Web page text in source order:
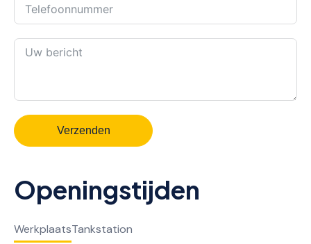
Verzenden
Openingstijden
WerkplaatsTankstation